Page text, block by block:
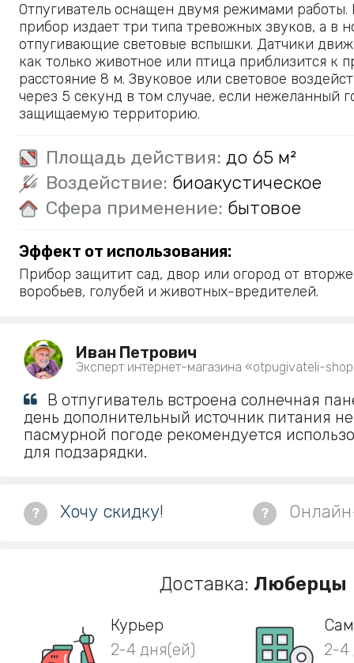
Отпугиватель оснащен двумя режимами
прибор издает три типа тревожных звуков, а в
отпугивающие световые вспышки. Датчики
как только животное или птица приблизится к
расстояние 8 м. Звуковое или световое
через 5 секунд в том случае, если нежеланный
защищаемую территорию.
Площадь действия: до 65 м²
Воздействие: биоакустическое
Сфера применение: бытовое
Эффект от использования:
Прибор защитит сад, двор или огород от
воробьев, голубей и животных-вредителей.
Иван Петрович
Эксперт интернет-магазина «otpugivateli-
В отпугиватель встроена солнечная
день дополнительный источник питания
пасмурной погоде рекомендуется
для подзарядки.
? Хочу скидку! ?
Доставка: Люберцы
Курьер
2-4 дня(ей)
2-4